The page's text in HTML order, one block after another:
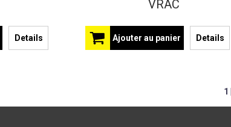
Details
VRAC
Ajouter au panier Details
1 |